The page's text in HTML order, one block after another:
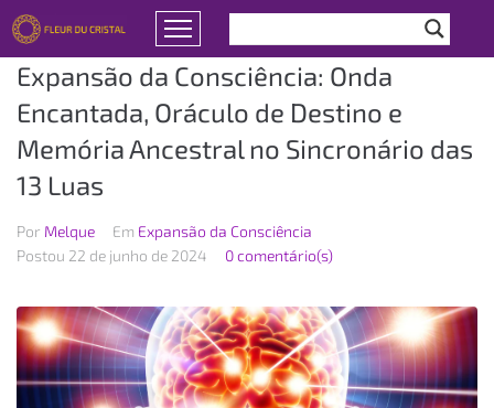
Expansão da Consciência: Onda
Encantada, Oráculo de Destino e
Memória Ancestral no Sincronário das
13 Luas
Por Melque Em Expansão da Consciência
Postou 22 de junho de 2024 0 comentário(s)